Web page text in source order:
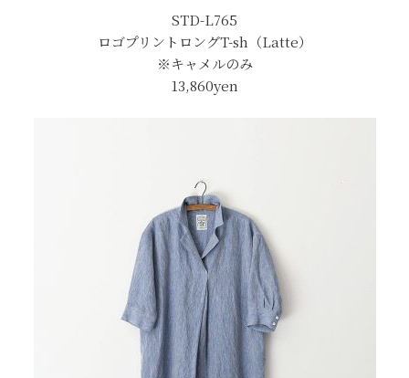
STD-L765
ロゴプリントロングT-sh（Latte）
※キャメルのみ
13,860yen